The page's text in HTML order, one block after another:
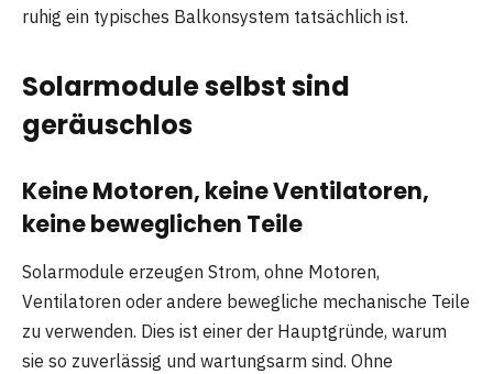
ruhig ein typisches Balkonsystem tatsächlich ist.
Solarmodule selbst sind
geräuschlos
Keine Motoren, keine Ventilatoren,
keine beweglichen Teile
Solarmodule erzeugen Strom, ohne Motoren,
Ventilatoren oder andere bewegliche mechanische Teile
zu verwenden. Dies ist einer der Hauptgründe, warum
sie so zuverlässig und wartungsarm sind. Ohne